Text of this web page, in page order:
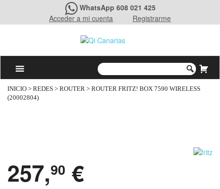
WhatsApp 608 021 425
Acceder a mi cuenta
Registrarme
INICIO > REDES > ROUTER > ROUTER FRITZ! BOX 7590 WIRELESS
(20002804)
257,90 €